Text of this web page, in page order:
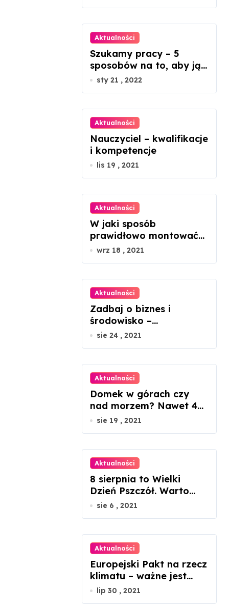
Aktualności
Szukamy pracy – 5
sposobów na to, aby ją
znaleźć
sty 21 , 2022
Aktualności
Nauczyciel – kwalifikacje
i kompetencje
lis 19 , 2021
Aktualności
W jaki sposób
prawidłowo montować
panele fotowoltaiczne?
wrz 18 , 2021
Aktualności
Zadbaj o biznes i
środowisko –
ekologiczne porady dla
sie 24 , 2021
Aktualności
Domek w górach czy
nad morzem? Nawet 45
proc. wzrosty cen
sie 19 , 2021
Aktualności
8 sierpnia to Wielki
Dzień Pszczół. Warto
docenić ich rolę w
sie 6 , 2021
Aktualności
Europejski Pakt na rzecz
klimatu – ważne jest
zaangażowanie każdego
lip 30 , 2021